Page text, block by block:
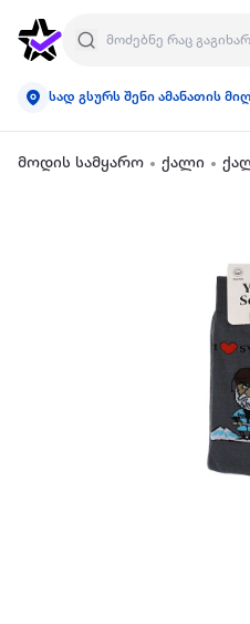
სად გსურს შენი ამანათის
მოდის სამყარო ქალი